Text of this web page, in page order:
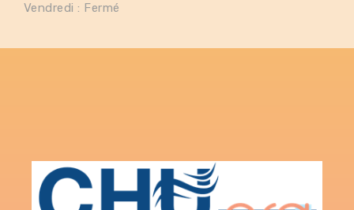
Vendredi : Fermé